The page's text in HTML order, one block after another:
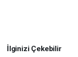
İlginizi Çekebilir